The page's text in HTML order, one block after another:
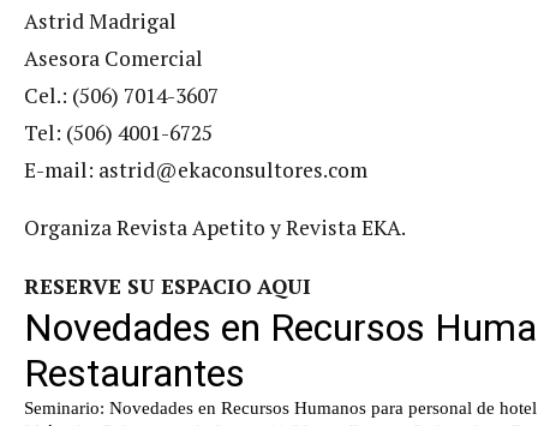
Astrid Madrigal
Asesora Comercial
Cel.: (506) 7014-3607
Tel: (506) 4001-6725
E-mail: astrid@ekaconsultores.com
Organiza Revista Apetito y Revista EKA.
RESERVE SU ESPACIO AQUI